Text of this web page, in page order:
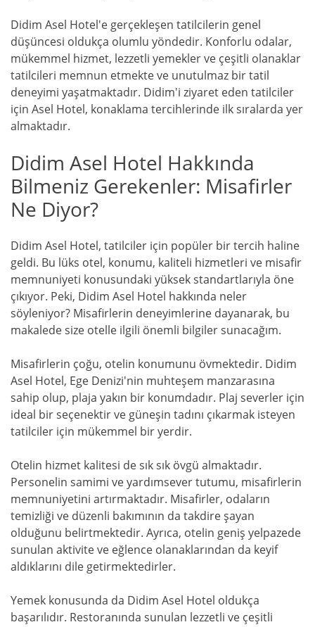
Didim Asel Hotel'e gerçekleşen tatilcilerin genel
düşüncesi oldukça olumlu yöndedir. Konforlu odalar,
mükemmel hizmet, lezzetli yemekler ve çeşitli olanaklar
tatilcileri memnun etmekte ve unutulmaz bir tatil
deneyimi yaşatmaktadır. Didim'i ziyaret eden tatilciler
için Asel Hotel, konaklama tercihlerinde ilk sıralarda yer
almaktadır.
Didim Asel Hotel Hakkında
Bilmeniz Gerekenler: Misafirler
Ne Diyor?
Didim Asel Hotel, tatilciler için popüler bir tercih haline
geldi. Bu lüks otel, konumu, kaliteli hizmetleri ve misafir
memnuniyeti konusundaki yüksek standartlarıyla öne
çıkıyor. Peki, Didim Asel Hotel hakkında neler
söyleniyor? Misafirlerin deneyimlerine dayanarak, bu
makalede size otelle ilgili önemli bilgiler sunacağım.
Misafirlerin çoğu, otelin konumunu övmektedir. Didim
Asel Hotel, Ege Denizi'nin muhteşem manzarasına
sahip olup, plaja yakın bir konumdadır. Plaj severler için
ideal bir seçenektir ve güneşin tadını çıkarmak isteyen
tatilciler için mükemmel bir yerdir.
Otelin hizmet kalitesi de sık sık övgü almaktadır.
Personelin samimi ve yardımsever tutumu, misafirlerin
memnuniyetini artırmaktadır. Misafirler, odaların
temizliği ve düzenli bakımının da takdire şayan
olduğunu belirtmektedir. Ayrıca, otelin geniş yelpazede
sunulan aktivite ve eğlence olanaklarından da keyif
aldıklarını dile getirmektedirler.
Yemek konusunda da Didim Asel Hotel oldukça
başarılıdır. Restoranında sunulan lezzetli ve çeşitli